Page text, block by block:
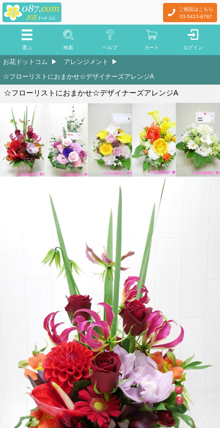
ご相談はこちら
03-5413-8787
選ぶ 検索 ヘルプ カート ログイン
お花ドットコム
アレンジメント
☆フローリストにおまかせ☆デザイナーズアレンジA
☆フローリストにおまかせ☆デザイナーズアレンジA